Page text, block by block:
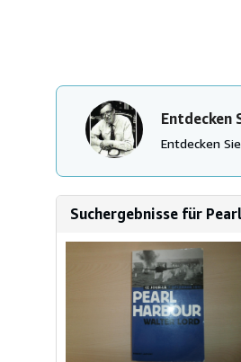
Entdecken
Entdecken
Suchergebnisse für